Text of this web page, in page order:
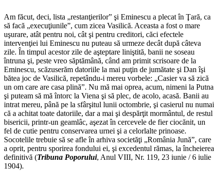
Am făcut, deci, lista „restanţierilor” şi Eminescu a plecat în Ţară, ca
să facă „execuţiunile”, cum zicea Vasilică. Aceasta a fost o mare
uşurare, atât pentru noi, cât şi pentru creditori, căci efectele
intervenţiei lui Eminescu nu puteau să urmeze decât după câteva
zile. În timpul acestor zile de aşteptare liniştită, banii ne soseau
întruna şi, peste vreo săptămână, când am primit scrisoare de la
Eminescu, scăzuserăm datoriile la mai puţin de jumătate şi Dan îşi
bătea joc de Vasilică, repetându-i mereu vorbele: „Casier va să zică
un om care are casa plină”. Nu mă mai oprea, acum, nimeni la Putna
şi puteam să mă întorc la Viena şi să plec, de acolo, acasă. Banii au
intrat mereu, până pe la sfârşitul lunii octombrie, şi casierul nu numai
că a achitat toate datoriile, dar a mai şi despărţit mormântul, de restul
bisericii, printr-un geamlâc, aşezat în cercevele de fier ciocănit, un
fel de cutie pentru conservarea urnei şi a celorlalte prinoase.
Socotelile trebuie să se afle în arhiva societăţi „România Jună”, care
a oprit, pentru sporirea fondului ei, şi excedentul rămas, la încheierea
definitivă (Tribuna Poporului, Anul VIII, Nr. 119, 23 iunie / 6 iulie
1904).